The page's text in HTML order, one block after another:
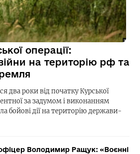
операції:
на територію рф та
два роки від початку Курської
за задумом і виконанням
бойові дії на територію держави-
Володимир Ращук: «Воєнні